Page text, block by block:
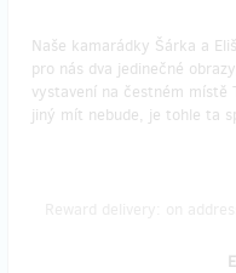
Naše kamarádky Šárka a
pro nás dva jedinečné
vystavení na čestném místě
jiný mít nebude, je tohle ta